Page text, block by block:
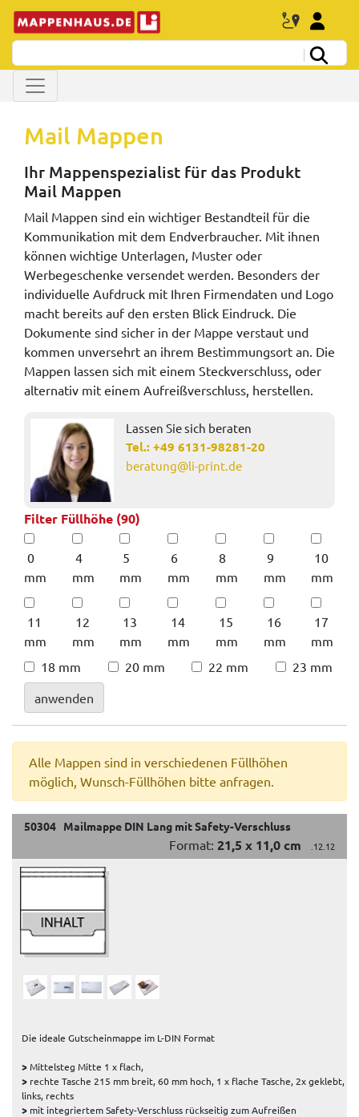
Mail Mappen
Ihr Mappenspezialist für das Produkt
Mail Mappen
Mail Mappen sind ein wichtiger Bestandteil für die
Kommunikation mit dem Endverbraucher. Mit ihnen
können wichtige Unterlagen, Muster oder
Werbegeschenke versendet werden. Besonders der
individuelle Aufdruck mit Ihren Firmendaten und Logo
macht bereits auf den ersten Blick Eindruck. Die
Dokumente sind sicher in der Mappe verstaut und
kommen unversehrt an ihrem Bestimmungsort an. Die
Mappen lassen sich mit einem Steckverschluss, oder
alternativ mit einem Aufreißverschluss, herstellen.
Lassen Sie sich beraten
Tel.: +49 6131-98281-20
beratung@li-print.de
Filter Füllhöhe (90)
0
mm
4
mm
5
mm
6
mm
8
mm
9
mm
10
mm
11
mm
12
mm
13
mm
14
mm
15
mm
16
mm
17
mm
18 mm
20 mm 22 mm
23 mm
anwenden
Alle Mappen sind in verschiedenen Füllhöhen
möglich, Wunsch-Füllhöhen bitte anfragen.
50304 Mailmappe DIN Lang mit Safety-Verschluss
Format: 21,5 x 11,0 cm .12.12
Die ideale Gutscheinmappe im L-DIN Format
>Mittelsteg Mitte 1 x flach,
> rechte Tasche 215 mm breit, 60 mm hoch, 1 x flache Tasche, 2x geklebt,
links, rechts
> mit integriertem Safety-Verschluss rückseitig zum Aufreißen